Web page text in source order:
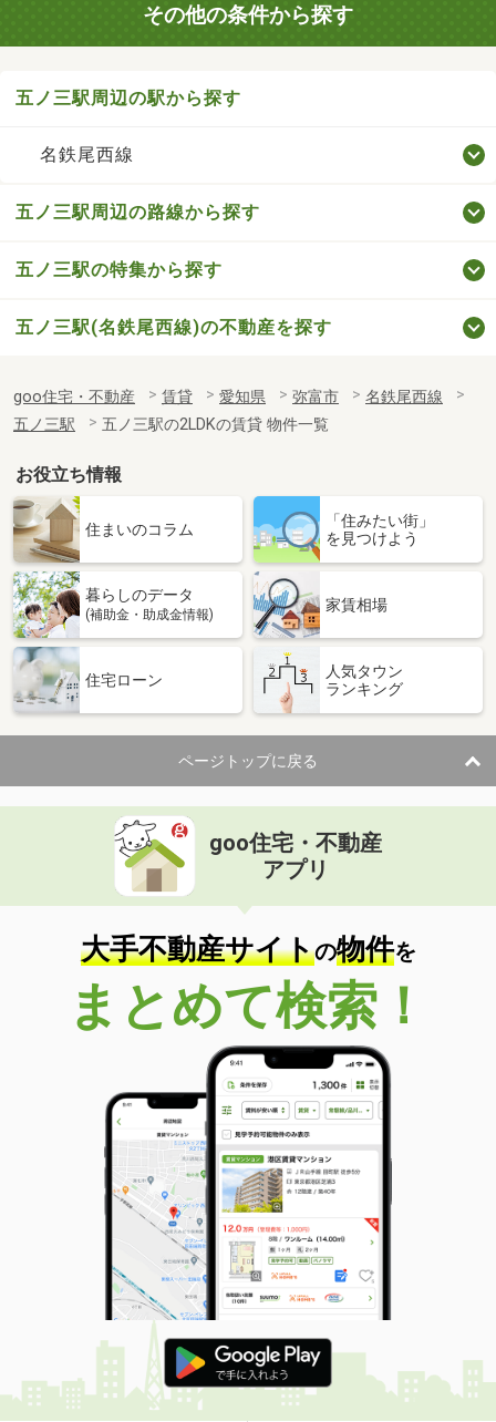
その他の条件から探す
五ノ三駅周辺の駅から探す
名鉄尾西線
五ノ三駅周辺の路線から探す
五ノ三駅の特集から探す
五ノ三駅(名鉄尾西線)の不動産を探す
goo住宅・不動産 賃貸 愛知県 弥富市
名鉄尾西線
五ノ三駅
五ノ三駅の2LDKの賃貸 物件一覧
お役立ち情報
住まいのコラム
「住みたい街」
を見つけよう
暮らしのデータ
(補助金・助成金情報)
家賃相場
住宅ローン
人気タウン
ランキング
ページトップに戻る
goo住宅・不動産
アプリ
大手不動産サイトの物件を
まとめて検索！